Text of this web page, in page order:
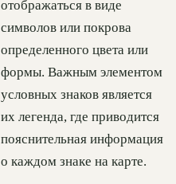
отображаться в виде
символов или покрова
определенного цвета или
формы. Важным элементом
условных знаков является
их легенда, где приводится
пояснительная информация
о каждом знаке на карте.